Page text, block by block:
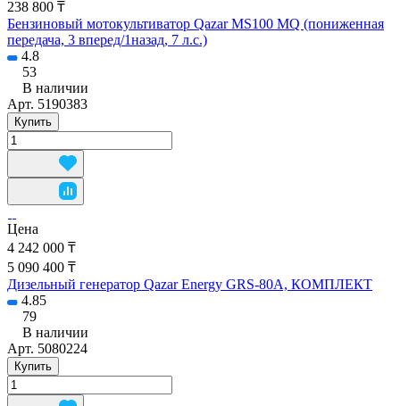
238 800 ₸
Бензиновый мотокультиватор Qazar MS100 MQ (пониженная
передача, 3 вперед/1назад, 7 л.с.)
4.8
53
В наличии
Арт. 5190383
Купить
Цена
4 242 000 ₸
5 090 400 ₸
Дизельный генератор Qazar Energy GRS-80A, КОМПЛЕКТ
4.85
79
В наличии
Арт. 5080224
Купить